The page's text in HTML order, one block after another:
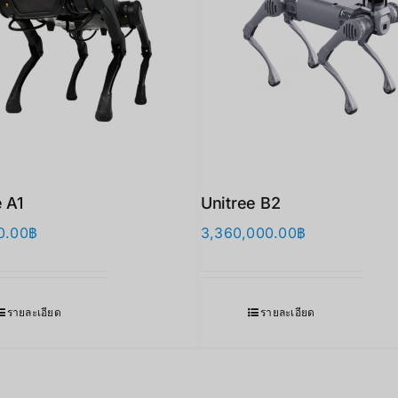
฿
รายละเอียด
Unitree B2
3,360,000.00฿
รายละเอียด